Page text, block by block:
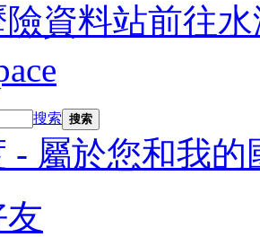
資料站前往
搜索 搜索
- 屬於您和我的